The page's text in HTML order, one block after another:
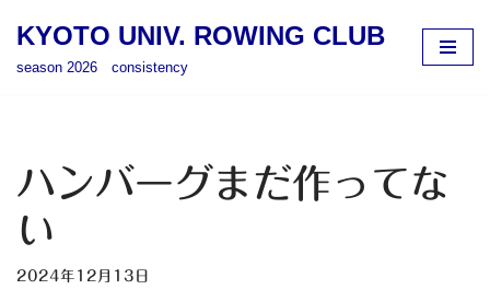
へ
ス
キ
ッ
KYOTO UNIV. ROWING CLUB
season 2026 consistency
ハンバーグまだ作ってな
い
2024年12月13日